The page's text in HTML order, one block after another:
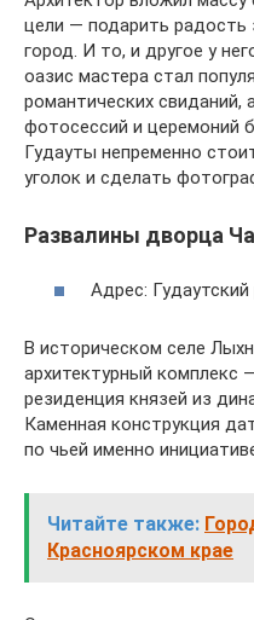
цели — подарить
город. И то, и другое у
оазис мастера стал
романтических
фотосессий и церемоний
Гудауты непременно
уголок и сделать
Развалины дворца
Адрес:
В историческом селе
архитектурный комплекс
резиденция князей из
Каменная конструкция
по чьей именно
Читайте также:
Красноярском крае